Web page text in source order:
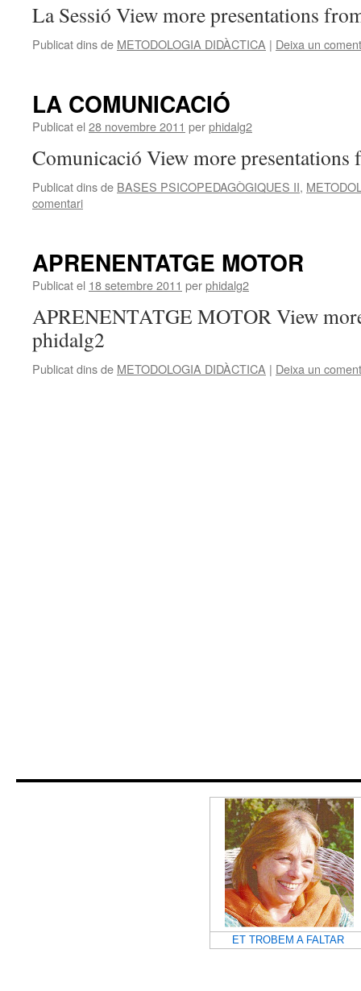
La Sessió View more presentations
Publicat dins de METODOLOGIA DIDÀCTICA | Deixa un
LA COMUNICACIÓ
Publicat el 28 novembre 2011 perphidalg2
Comunicació View more
Publicat dins de BASES PSICOPEDAGÒGIQUES II,
comentari
APRENENTATGE MOTOR
Publicat el 18 setembre 2011 perphidalg2
APRENENTATGE MOTOR View
phidalg2
Publicat dins de METODOLOGIA DIDÀCTICA | Deixa un
ET TROBEM A FALTAR